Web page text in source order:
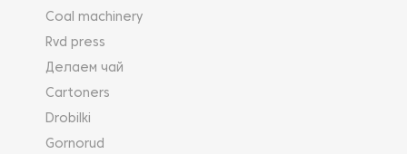
Coal machinery
Rvd press
Делаем чай
Cartoners
Drobilki
Gornorud